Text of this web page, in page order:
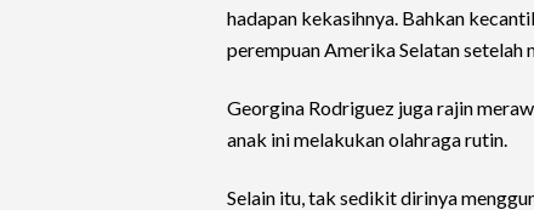
hadapan kekasihnya. Bahkan
perempuan Amerika Selatan setelah
Georgina Rodriguez juga rajin
anak ini melakukan olahraga rutin.
Selain itu, tak sedikit dirinya